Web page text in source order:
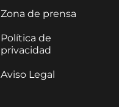
Zona de prensa
Política de
privacidad
Aviso Legal